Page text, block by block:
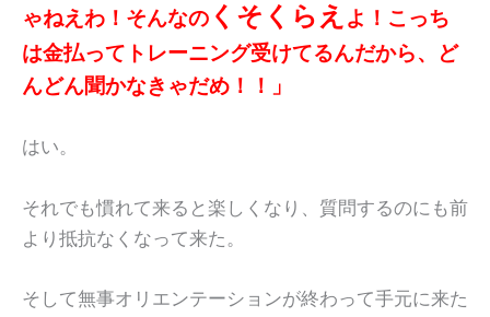
ゃねえわ！そんなの くそくらえ よ！こっち
は金払ってトレーニング受けてるんだから、ど
んどん聞かなきゃだめ！！」
はい。
それでも慣れて来ると楽しくなり、質問するのにも前
より抵抗なくなって来た。
そして無事オリエンテーションが終わって手元に来た